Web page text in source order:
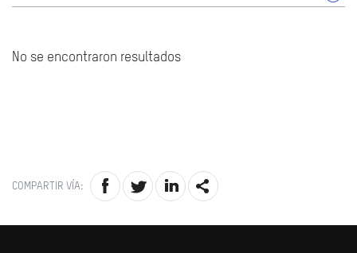
No se encontraron resultados
COMPARTIR VÍA: